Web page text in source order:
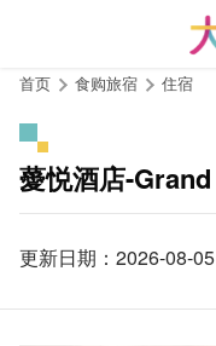
首页 食购旅宿 住宿
薆悦酒店-Grand
更新日期：2026-08-05